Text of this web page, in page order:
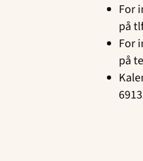
For
på
For
på